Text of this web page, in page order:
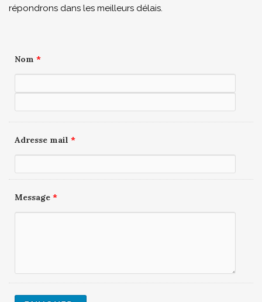
répondrons dans les meilleurs délais.
Nom *
Adresse mail *
Message *